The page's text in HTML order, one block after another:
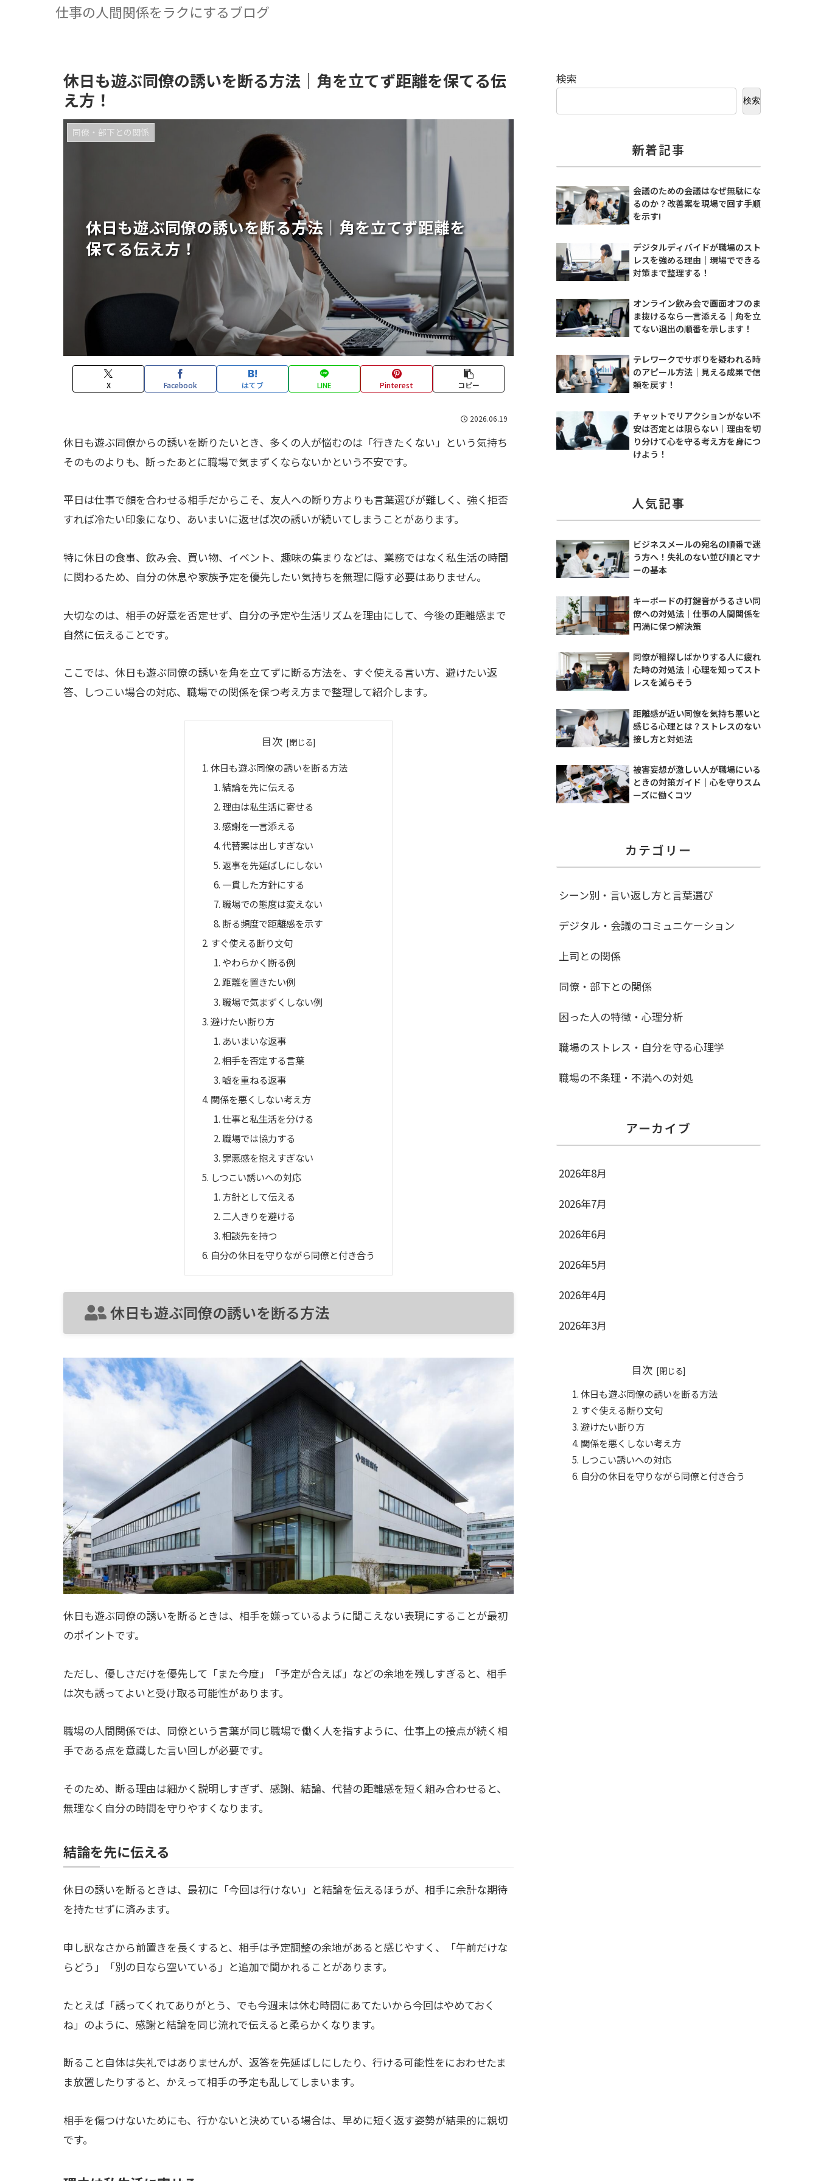
仕事の人間関係をラクにするブログ
休日も遊ぶ同僚の誘いを断る方法｜角を立てず距離を保てる伝
え方！
休日も遊ぶ同僚の誘いを断る方法｜角を立てず距離を
保てる伝え方！
同僚・部下との関係
X Facebook はてブ LINE Pinterest コピー
2026.06.19
休日も遊ぶ同僚からの誘いを断りたいとき、多くの人が悩むのは「行きたくない」という気持ち
そのものよりも、断ったあとに職場で気まずくならないかという不安です。
平日は仕事で顔を合わせる相手だからこそ、友人への断り方よりも言葉選びが難しく、強く拒否
すれば冷たい印象になり、あいまいに返せば次の誘いが続いてしまうことがあります。
特に休日の食事、飲み会、買い物、イベント、趣味の集まりなどは、業務ではなく私生活の時間
に関わるため、自分の休息や家族予定を優先したい気持ちを無理に隠す必要はありません。
大切なのは、相手の好意を否定せず、自分の予定や生活リズムを理由にして、今後の距離感まで
自然に伝えることです。
ここでは、休日も遊ぶ同僚の誘いを角を立てずに断る方法を、すぐ使える言い方、避けたい返
答、しつこい場合の対応、職場での関係を保つ考え方まで整理して紹介します。
目次
休日も遊ぶ同僚の誘いを断る方法
結論を先に伝える
理由は私生活に寄せる
感謝を一言添える
代替案は出しすぎない
返事を先延ばしにしない
一貫した方針にする
職場での態度は変えない
断る頻度で距離感を示す
すぐ使える断り文句
やわらかく断る例
距離を置きたい例
職場で気まずくしない例
避けたい断り方
あいまいな返事
相手を否定する言葉
嘘を重ねる返事
関係を悪くしない考え方
仕事と私生活を分ける
職場では協力する
罪悪感を抱えすぎない
しつこい誘いへの対応
方針として伝える
二人きりを避ける
相談先を持つ
自分の休日を守りながら同僚と付き合う
休日も遊ぶ同僚の誘いを断る方法
休日も遊ぶ同僚の誘いを断るときは、相手を嫌っているように聞こえない表現にすることが最初
のポイントです。
ただし、優しさだけを優先して「また今度」「予定が合えば」などの余地を残しすぎると、相手
は次も誘ってよいと受け取る可能性があります。
職場の人間関係では、同僚という言葉が同じ職場で働く人を指すように、仕事上の接点が続く相
手である点を意識した言い回しが必要です。
そのため、断る理由は細かく説明しすぎず、感謝、結論、代替の距離感を短く組み合わせると、
無理なく自分の時間を守りやすくなります。
結論を先に伝える
休日の誘いを断るときは、最初に「今回は行けない」と結論を伝えるほうが、相手に余計な期待
を持たせずに済みます。
申し訳なさから前置きを長くすると、相手は予定調整の余地があると感じやすく、「午前だけな
らどう」「別の日なら空いている」と追加で聞かれることがあります。
たとえば「誘ってくれてありがとう、でも今週末は休む時間にあてたいから今回はやめておく
ね」のように、感謝と結論を同じ流れで伝えると柔らかくなります。
断ること自体は失礼ではありませんが、返答を先延ばしにしたり、行ける可能性をにおわせたま
ま放置したりすると、かえって相手の予定も乱してしまいます。
相手を傷つけないためにも、行かないと決めている場合は、早めに短く返す姿勢が結果的に親切
です。
検索
検索
新着記事
会議のための会議はなぜ無駄にな
るのか？改善案を現場で回す手順
を示す!
デジタルディバイドが職場のスト
レスを強める理由｜現場でできる
対策まで整理する！
オンライン飲み会で画面オフのま
ま抜けるなら一言添える｜角を立
てない退出の順番を示します！
テレワークでサボりを疑われる時
のアピール方法｜見える成果で信
頼を戻す！
チャットでリアクションがない不
安は否定とは限らない｜理由を切
り分けて心を守る考え方を身につ
けよう！
人気記事
ビジネスメールの宛名の順番で迷
う方へ！失礼のない並び順とマナ
ーの基本
キーボードの打鍵音がうるさい同
僚への対処法｜仕事の人間関係を
円満に保つ解決策
同僚が粗探しばかりする人に疲れ
た時の対処法｜心理を知ってスト
レスを減らそう
距離感が近い同僚を気持ち悪いと
感じる心理とは？ストレスのない
接し方と対処法
被害妄想が激しい人が職場にいる
ときの対策ガイド｜心を守りスム
ーズに働くコツ
カテゴリー
シーン別・言い返し方と言葉選び
デジタル・会議のコミュニケーション
上司との関係
同僚・部下との関係
困った人の特徴・心理分析
職場のストレス・自分を守る心理学
職場の不条理・不満への対処
アーカイブ
2026年8月
2026年7月
2026年6月
2026年5月
2026年4月
2026年3月
目次
休日も遊ぶ同僚の誘いを断る方法
すぐ使える断り文句
避けたい断り方
関係を悪くしない考え方
しつこい誘いへの対応
自分の休日を守りながら同僚と付き合う